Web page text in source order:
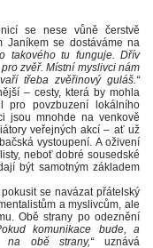
se nese vůně čerstvě
Janíkem se dostáváme na
takového tu funguje. Dřív
zvěř. Místní myslivci nám
třeba zvěřinový guláš.“
– cesty, která by mohla
pro povzbuzení lokálního
jsou mnohde na venkově
veřejných akcí – ať už
vystoupení. A oživení
neboť dobré sousedské
být samotným základem
se navázat přátelský
a myslivcům, ale
Obě strany po odeznění
komunikace bude, a
na obě strany,“ uznává